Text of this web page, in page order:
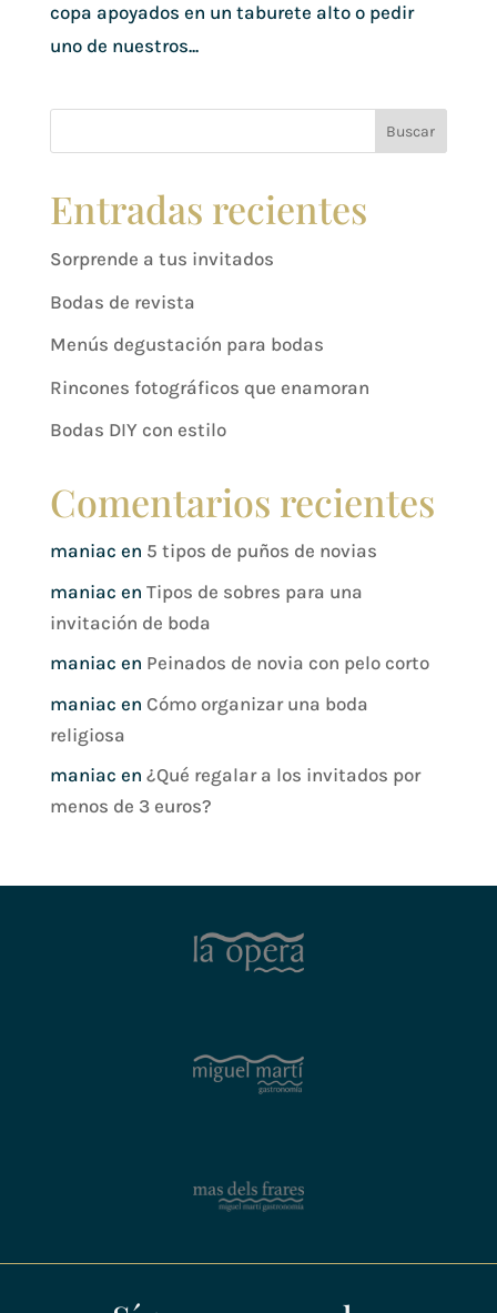
copa apoyados en un taburete alto o pedir
uno de nuestros...
Buscar
Entradas recientes
Sorprende a tus invitados
Bodas de revista
Menús degustación para bodas
Rincones fotográficos que enamoran
Bodas DIY con estilo
Comentarios recientes
maniac en 5 tipos de puños de novias
maniac en Tipos de sobres para una
invitación de boda
maniac en Peinados de novia con pelo corto
maniac en Cómo organizar una boda
religiosa
maniac en ¿Qué regalar a los invitados por
menos de 3 euros?